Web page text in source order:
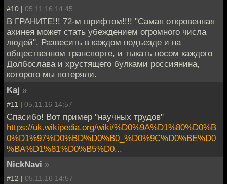
#10 | 05.11.16 14:45
В ГРАНИТЕ!!! 72-м шрифтом!!!! "Самая откровенная
ахинея может стать убеждением огромного числа
людей". Развесить в каждом подъезде и на
общественном транспорте, и тыкать носом каждого
Долбослава и хрустящего булками россиянина,
которого мы потеряли.
Kaj »
#11 | 05.11.16 14:57
Спасибо! Вот пример "научных трудов"
https://uk.wikipedia.org/wiki/%D0%9A%D1%80%D0%B
0%D1%97%D0%BD%D0%B0_%D0%9C%D0%BE%D0
%BA%D1%81%D0%B5%D0...
NickNavi »
#12 | 05.11.16 14:57